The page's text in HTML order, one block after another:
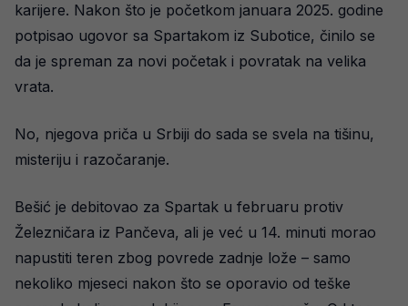
karijere. Nakon što je početkom januara 2025. godine
potpisao ugovor sa Spartakom iz Subotice, činilo se
da je spreman za novi početak i povratak na velika
vrata.
No, njegova priča u Srbiji do sada se svela na tišinu,
misteriju i razočaranje.
Bešić je debitovao za Spartak u februaru protiv
Železničara iz Pančeva, ali je već u 14. minuti morao
napustiti teren zbog povrede zadnje lože – samo
nekoliko mjeseci nakon što se oporavio od teške